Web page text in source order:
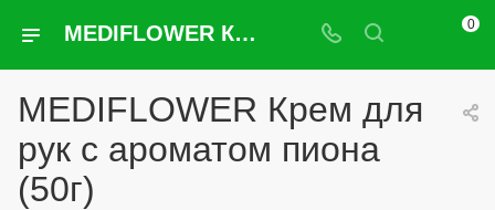
MEDIFLOWER Крем для рук с ароматом пиона (50г) 0
MEDIFLOWER Крем для
рук с ароматом пиона
(50г)